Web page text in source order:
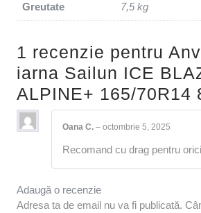
Greutate 7,5 kg
1 recenzie pentru
iarna Sailun ICE
ALPINE+ 165/70R14
Oana C. – octombrie 5, 2025
Recomand cu drag pentru
Adaugă o recenzie
Adresa ta de email nu va fi publicată.